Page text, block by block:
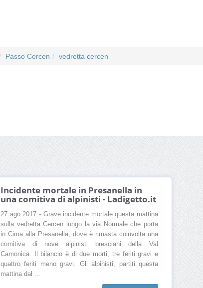
Passo Cercen vedretta cercen
Incidente mortale in Presanella in
una comitiva di alpinisti - Ladigetto.it
27 ago 2017 - Grave incidente mortale questa mattina
sulla vedretta Cercen lungo la via Normale che porta
in Cima alla Presanella, dove è rimasta coinvolta una
comitiva di nove alpinisti bresciani della Val
Camonica. Il bilancio è di due morti, tre feriti gravi e
quattro feriti meno gravi. Gli alpinisti, partiti questa
mattina dal ...